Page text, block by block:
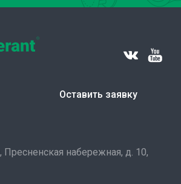
Оставить заявку
набережная, д. 10,